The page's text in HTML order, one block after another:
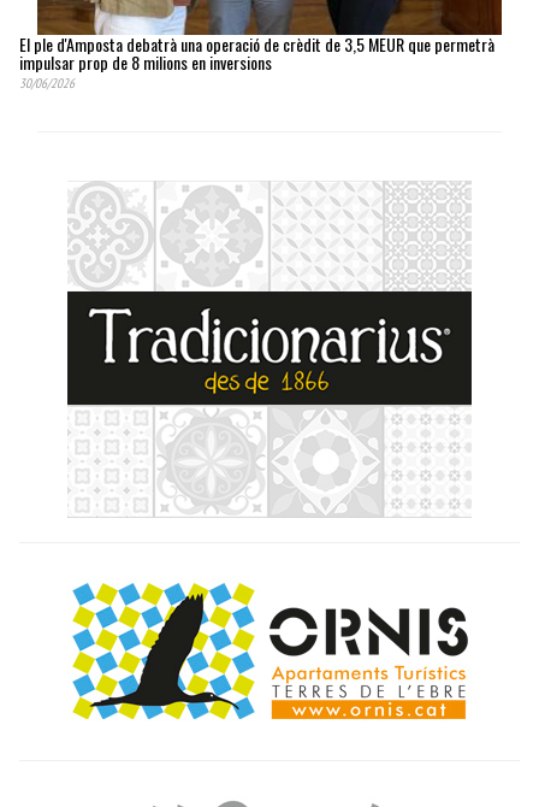
El ple d'Amposta debatrà una operació de crèdit de 3,5 MEUR que permetrà
impulsar prop de 8 milions en inversions
30/06/2026